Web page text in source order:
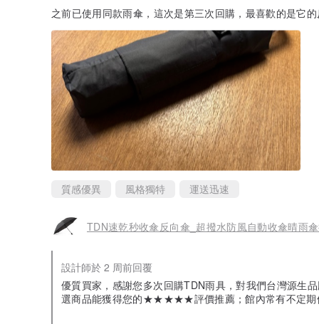
之前已使用同款雨傘，這次是第三次回購，最喜歡的是它
質感優異 風格獨特 運送迅速
TDN速乾秒收傘反向傘_超撥水防風自動收傘晴雨
設計師於 2 周前回覆
優質買家，感謝您多次回購TDN雨具，對我們台灣源生
選商品能獲得您的★★★★★評價推薦；館內常有不定期